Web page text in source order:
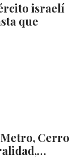
israelí
que
Cerro